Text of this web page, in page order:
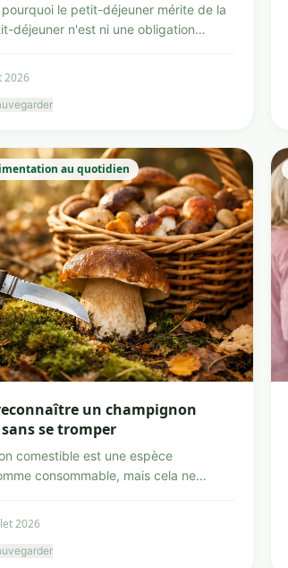
le petit-déjeuner mérite de la
déjeuner n'est ni une obligation
2026
au quotidien
un champignon
se tromper
comestible est une espèce
consommable, mais cela ne
2026